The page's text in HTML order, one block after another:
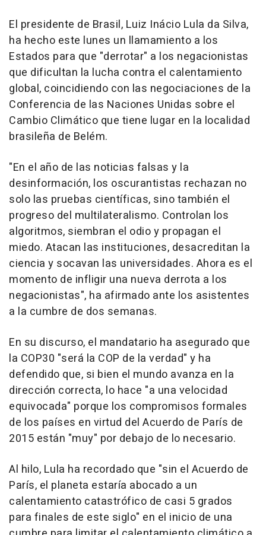
El presidente de Brasil, Luiz Inácio Lula da Silva,
ha hecho este lunes un llamamiento a los
Estados para que "derrotar" a los negacionistas
que dificultan la lucha contra el calentamiento
global, coincidiendo con las negociaciones de la
Conferencia de las Naciones Unidas sobre el
Cambio Climático que tiene lugar en la localidad
brasileña de Belém.
"En el año de las noticias falsas y la
desinformación, los oscurantistas rechazan no
solo las pruebas científicas, sino también el
progreso del multilateralismo. Controlan los
algoritmos, siembran el odio y propagan el
miedo. Atacan las instituciones, desacreditan la
ciencia y socavan las universidades. Ahora es el
momento de infligir una nueva derrota a los
negacionistas", ha afirmado ante los asistentes
a la cumbre de dos semanas.
En su discurso, el mandatario ha asegurado que
la COP30 "será la COP de la verdad" y ha
defendido que, si bien el mundo avanza en la
dirección correcta, lo hace "a una velocidad
equivocada" porque los compromisos formales
de los países en virtud del Acuerdo de París de
2015 están "muy" por debajo de lo necesario.
Al hilo, Lula ha recordado que "sin el Acuerdo de
París, el planeta estaría abocado a un
calentamiento catastrófico de casi 5 grados
para finales de este siglo" en el inicio de una